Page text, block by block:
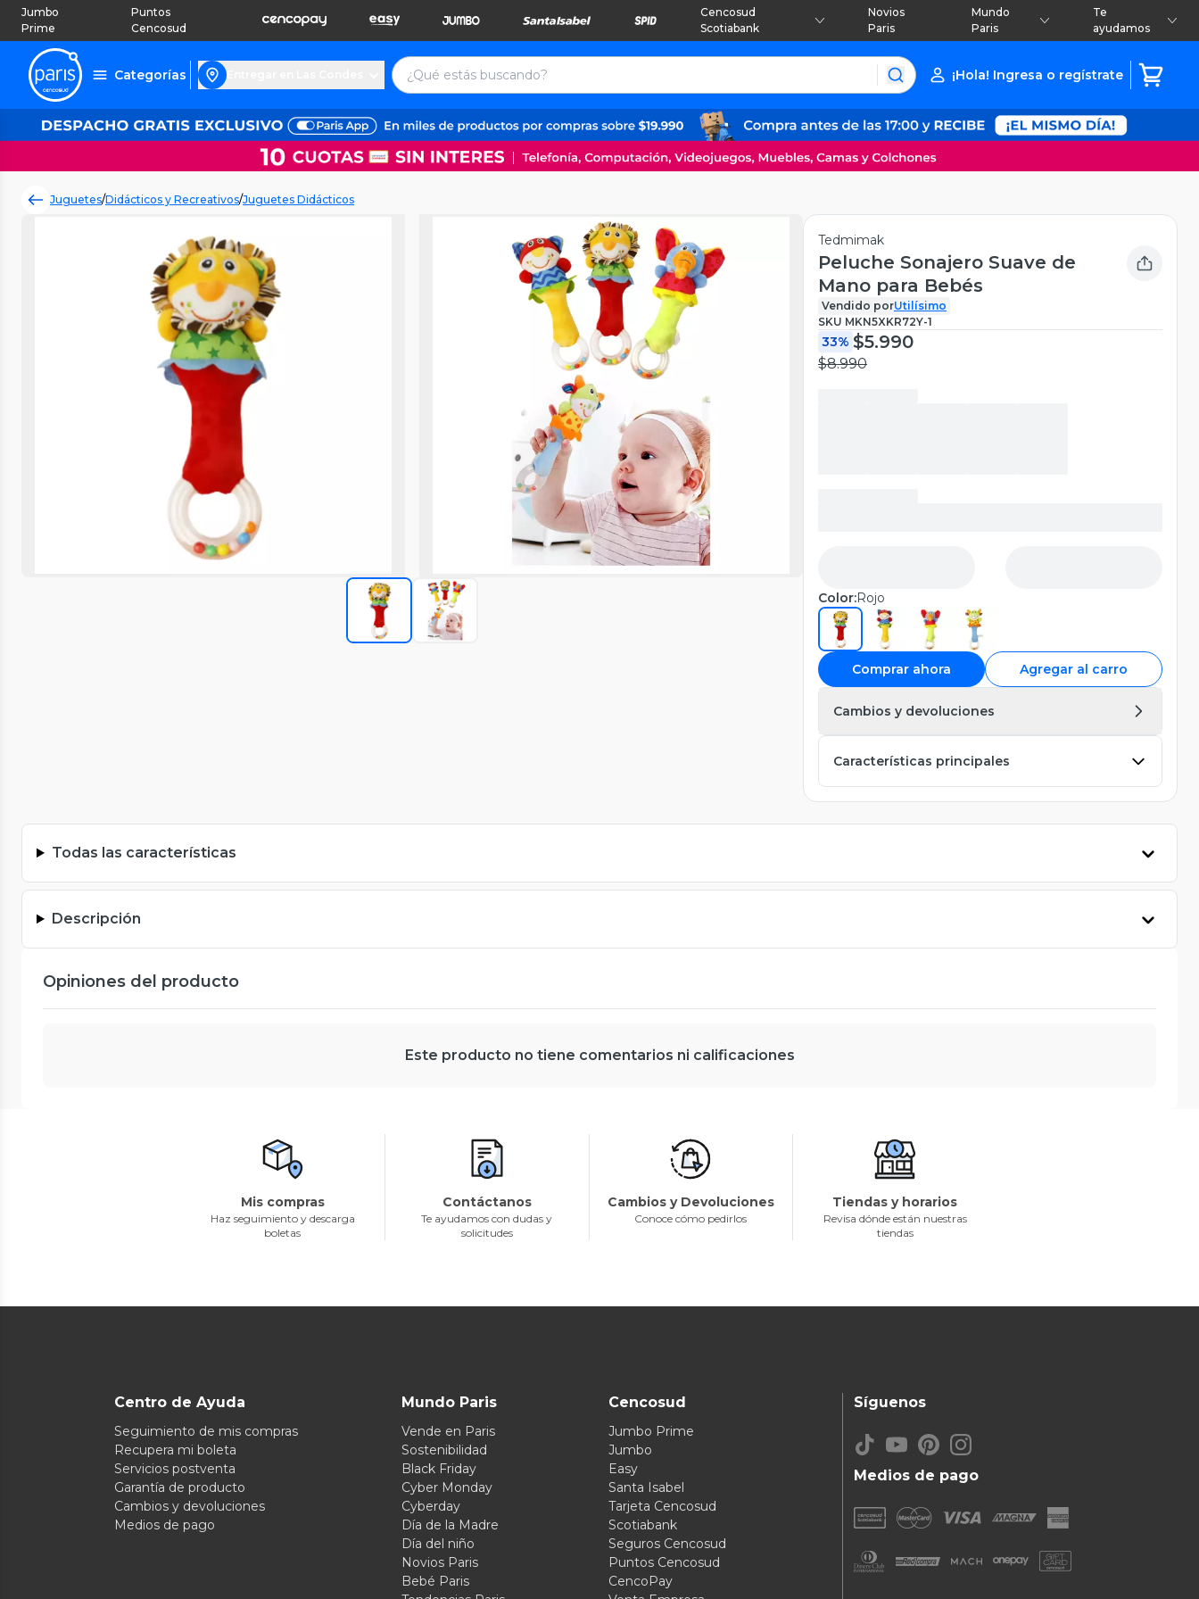
Jumbo
Prime
Puntos
Cencosud
Cencosud
Scotiabank
Novios
Paris
Mundo
Paris
Te
ayudamos
Categorías ¡Hola! Ingresa o regístrate
Juguetes/Didácticos y Recreativos/Juguetes Didácticos
Tedmimak
Peluche Sonajero Suave de
Mano para Bebés
Vendido porUtilísimo
SKU MKN5XKR72Y-1
33% $5.990
$8.990
Color:Rojo
Comprar ahora Agregar al carro
Cambios y devoluciones
Características principales
Todas las características
Descripción
Opiniones del producto
Este producto no tiene comentarios ni calificaciones
Mis compras
Haz seguimiento y descarga
boletas
Contáctanos
Te ayudamos con dudas y
solicitudes
Cambios y Devoluciones
Conoce cómo pedirlos
Tiendas y horarios
Revisa dónde están nuestras
tiendas
Centro de Ayuda
Seguimiento de mis compras
Recupera mi boleta
Servicios postventa
Garantía de producto
Cambios y devoluciones
Medios de pago
Mundo Paris
Vende en Paris
Sostenibilidad
Black Friday
Cyber Monday
Cyberday
Día de la Madre
Día del niño
Novios Paris
Bebé Paris
Cencosud
Jumbo Prime
Jumbo
Easy
Santa Isabel
Tarjeta Cencosud
Scotiabank
Seguros Cencosud
Puntos Cencosud
CencoPay
Medios de pago
Síguenos